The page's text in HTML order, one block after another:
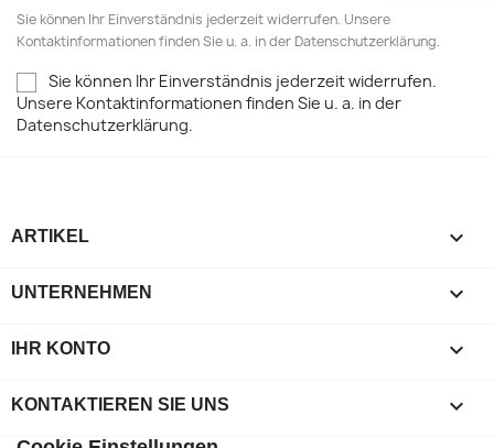
Sie können Ihr Einverständnis jederzeit widerrufen. Unsere
Kontaktinformationen finden Sie u. a. in der Datenschutzerklärung.
Sie können Ihr Einverständnis jederzeit widerrufen.
Unsere Kontaktinformationen finden Sie u. a. in der
Datenschutzerklärung.
ARTIKEL 
UNTERNEHMEN 
IHR KONTO 
KONTAKTIEREN SIE UNS keyboard_arrow_down